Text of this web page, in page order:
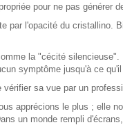
pour ne pas générer
par l'opacité du cristallino.
la "cécité silencieuse".
symptôme jusqu'à ce
sa vue par un
apprécions le plus ; elle
un monde rempli